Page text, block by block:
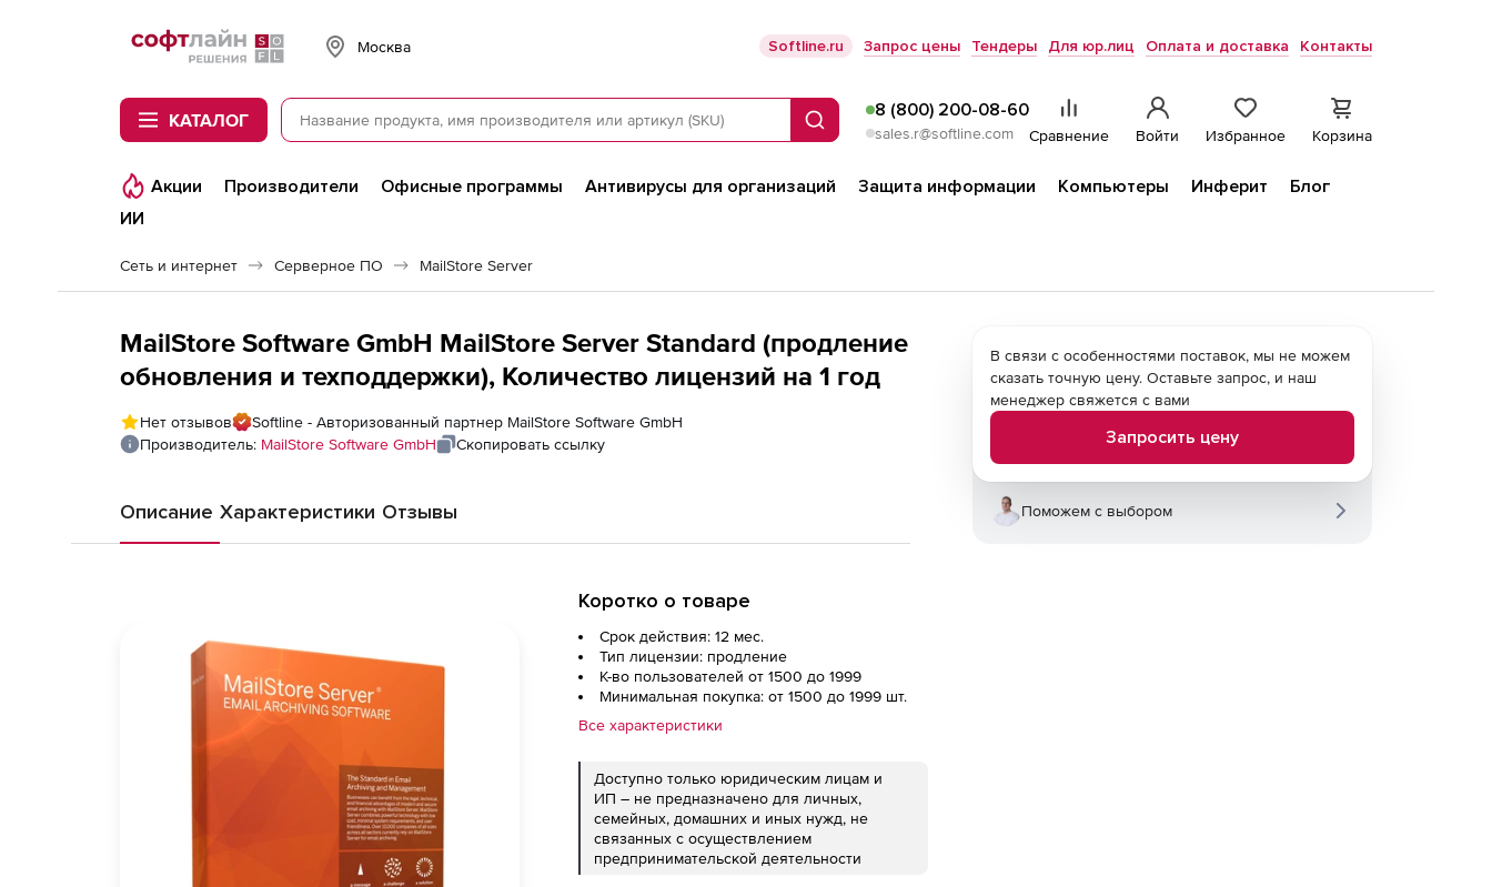
Softline
Москва Softline.ru Запрос цены Тендеры Для юр.лиц Оплата и доставка Контакты
КАТАЛОГ Поиск
8 (800) 200-08-60
sales.r@softline.com Сравнение Войти Избранное Корзина
Акции Производители Офисные программы Антивирусы для организаций Защита информации Компьютеры Инферит
Блог
ИИ
Сеть и интернет Серверное ПО MailStore Server
MailStore Software GmbH MailStore Server Standard (продление
обновления и техподдержки), Количество лицензий на 1 год
Нет отзывов
Softline - Авторизованный партнер MailStore Software GmbH
Производитель: MailStore Software GmbH Скопировать ссылку
Описание Характеристики Отзывы
Коротко о товаре
Срок действия: 12 мес.
Тип лицензии: продление
К-во пользователей от 1500 до 1999
Минимальная покупка: от 1500 до 1999 шт.
Все характеристики
Доступно только юридическим лицам и
ИП – не предназначено для личных,
семейных, домашних и иных нужд, не
связанных с осуществлением
предпринимательской деятельности
В связи с особенностями поставок, мы не можем
сказать точную цену. Оставьте запрос, и наш
менеджер свяжется с вами
Запросить цену
Поможем с выбором